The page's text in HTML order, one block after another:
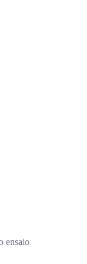
ensaio